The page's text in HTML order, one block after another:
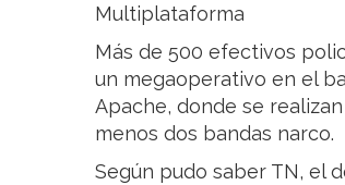
Multiplataforma
Más de 500 efectivos
un megaoperativo en el
Apache, donde se
menos dos bandas narco.
Según pudo saber TN, el